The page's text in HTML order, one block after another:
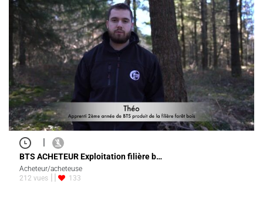
BTS ACHETEUR Exploitation filière b…
Acheteur/acheteuse
212 vues
133